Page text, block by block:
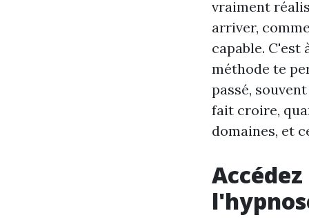
vraiment
arriver,
capable. C'est
méthode te
passé,
fait croire,
domaines, et